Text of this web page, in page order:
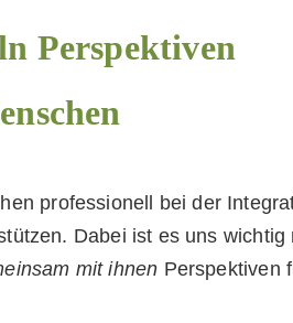
Perspektiven
professionell bei der
Dabei ist es uns
mit ihnen Perspektiven